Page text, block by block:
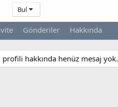
Bul
Gönderiler Hakkında
profili hakkında henüz mesaj yok.